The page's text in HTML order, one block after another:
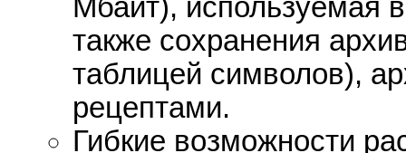
Мбайт), используемая
также сохранения
таблицей символов),
рецептами.
Гибкие возможности